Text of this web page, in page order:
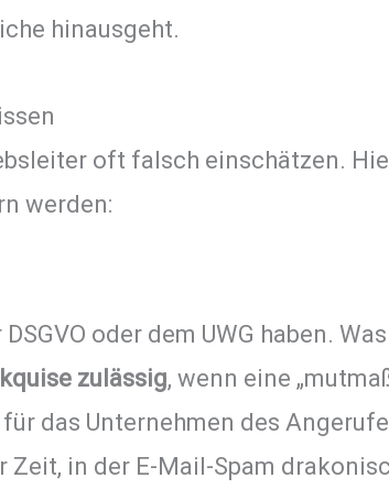
hinausgeht.
oft falsch einschätzen.
werden:
oder dem UWG haben.
zulässig, wenn eine
das Unternehmen des
in der E-Mail-Spam